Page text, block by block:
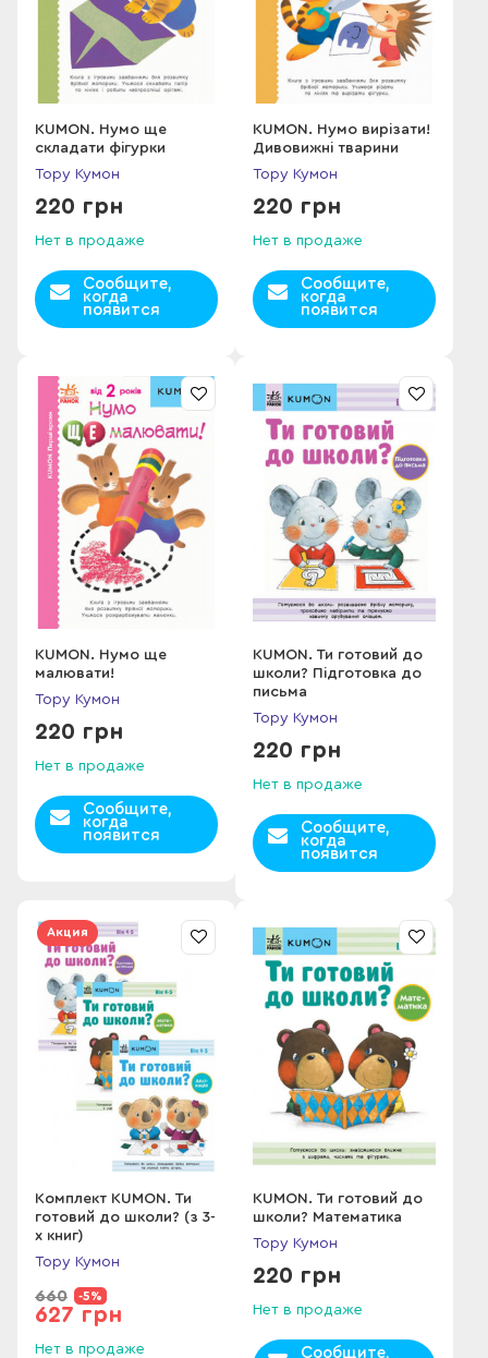
KUMON. Нумо ще
складати фігурки
Тору Кумон
220 грн
Нет в продаже
Сообщите,
когда
появится
KUMON. Нумо вирізати!
Дивовижні тварини
Тору Кумон
220 грн
Нет в продаже
Сообщите,
когда
появится
KUMON. Нумо ще
малювати!
Тору Кумон
220 грн
Нет в продаже
Сообщите,
когда
появится
KUMON. Ти готовий до
школи? Підготовка до
письма
Тору Кумон
220 грн
Нет в продаже
Сообщите,
когда
появится
Акция
Комплект KUMON. Ти
готовий до школи? (з 3-
х книг)
Тору Кумон
660 -5%
627 грн
Нет в продаже
KUMON. Ти готовий до
школи? Математика
Тору Кумон
220 грн
Нет в продаже
Сообщите,